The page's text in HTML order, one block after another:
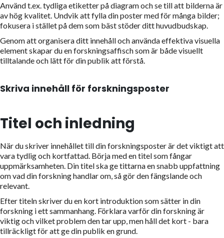
Använd t.ex. tydliga etiketter på diagram och se till att bilderna är
av hög kvalitet. Undvik att fylla din poster med för många bilder;
fokusera i stället på dem som bäst stöder ditt huvudbudskap.
Genom att organisera ditt innehåll och använda effektiva visuella
element skapar du en forskningsaffisch som är både visuellt
tilltalande och lätt för din publik att förstå.
Skriva innehåll för forskningsposter
Titel och inledning
När du skriver innehållet till din forskningsposter är det viktigt att
vara tydlig och kortfattad. Börja med en titel som fångar
uppmärksamheten. Din titel ska ge tittarna en snabb uppfattning
om vad din forskning handlar om, så gör den fängslande och
relevant.
Efter titeln skriver du en kort introduktion som sätter in din
forskning i ett sammanhang. Förklara varför din forskning är
viktig och vilket problem den tar upp, men håll det kort - bara
tillräckligt för att ge din publik en grund.